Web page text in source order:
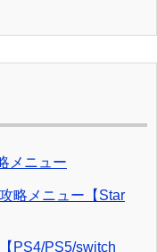
メニュー
略メニュー【Star
PS4/PS5/switch